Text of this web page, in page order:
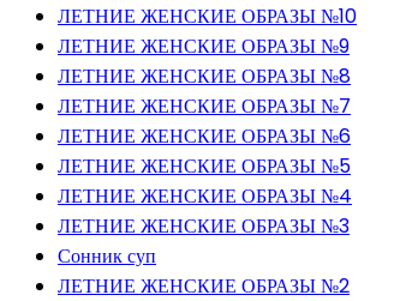
ЛЕТНИЕ ЖЕНСКИЕ ОБРАЗЫ №10
ЛЕТНИЕ ЖЕНСКИЕ ОБРАЗЫ №9
ЛЕТНИЕ ЖЕНСКИЕ ОБРАЗЫ №8
ЛЕТНИЕ ЖЕНСКИЕ ОБРАЗЫ №7
ЛЕТНИЕ ЖЕНСКИЕ ОБРАЗЫ №6
ЛЕТНИЕ ЖЕНСКИЕ ОБРАЗЫ №5
ЛЕТНИЕ ЖЕНСКИЕ ОБРАЗЫ №4
ЛЕТНИЕ ЖЕНСКИЕ ОБРАЗЫ №3
Сонник суп
ЛЕТНИЕ ЖЕНСКИЕ ОБРАЗЫ №2